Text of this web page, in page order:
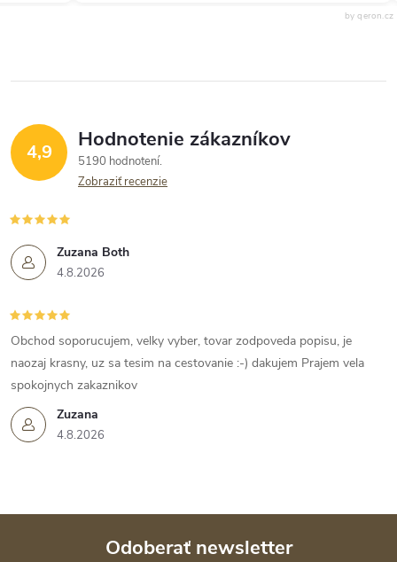
by qeron.cz
4,9 Hodnotenie zákazníkov
5190 hodnotení
Zobraziť recenzie
Zuzana Both
4.8.2026
Zuzana
4.8.2026
Obchod soporucujem, velky vyber, tovar zodpoveda popisu, je
naozaj krasny, uz sa tesim na cestovanie :-) dakujem Prajem vela
spokojnych zakaznikov
Odoberať newsletter